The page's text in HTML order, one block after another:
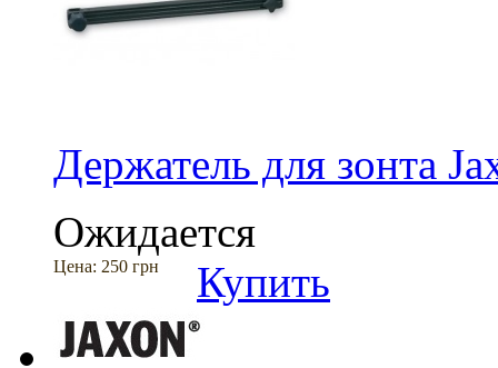
Держатель для зонта
Ожидается
Цена: 250 грн Купить